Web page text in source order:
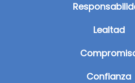
Lealtad
Confianza